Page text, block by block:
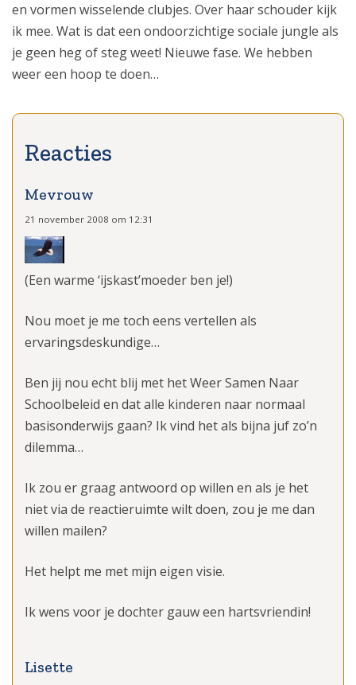
en vormen wisselende clubjes. Over haar schouder kijk
ik mee. Wat is dat een ondoorzichtige sociale jungle als
je geen heg of steg weet! Nieuwe fase. We hebben
weer een hoop te doen…
Mevrouw
21 november 2008 om 12:31
(Een warme ‘ijskast’moeder ben je!)
Nou moet je me toch eens vertellen als
ervaringsdeskundige…
Ben jij nou echt blij met het Weer Samen Naar
Schoolbeleid en dat alle kinderen naar normaal
basisonderwijs gaan? Ik vind het als bijna juf zo’n
dilemma…
Ik zou er graag antwoord op willen en als je het
niet via de reactieruimte wilt doen, zou je me dan
willen mailen?
Het helpt me met mijn eigen visie.
Ik wens voor je dochter gauw een hartsvriendin!
Lisette